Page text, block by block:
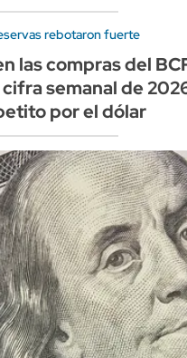
rebotaron fuerte
las compras del
semanal de
por el dólar